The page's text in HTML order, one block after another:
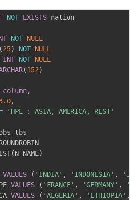
NOT EXISTS
NOT NULL
(25) NOT NULL
INT NOT NULL
(152)
column,
3.0,
'HPL : ASIA, AMERICA, REST'
(N_NAME)
VALUES ( 'INDIA' , 'INDONESIA' ,
VALUES ( 'FRANCE' , 'GERMANY' ,
VALUES ( 'ALGERIA' , 'ETHIOPIA' ,